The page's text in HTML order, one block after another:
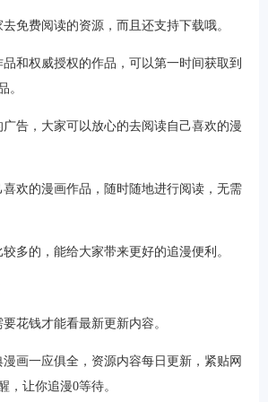
免费阅读的资源，而且还支持下载哦。
和权威授权的作品，可以第一时间获取到
。
告，大家可以放心的去阅读自己喜欢的漫
欢的漫画作品，随时随地进行阅读，无需
多的，能给大家带来更好的追漫便利。
花钱才能看最新更新内容。
画一应俱全，资源内容每日更新，紧贴网
，让你追漫0等待。